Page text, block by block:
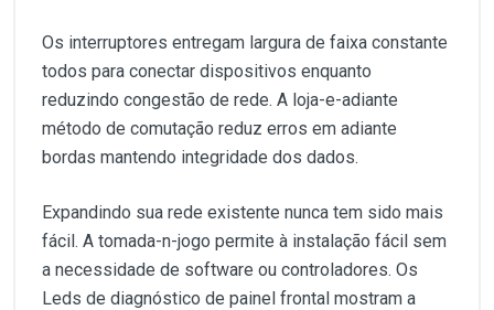
Os interruptores entregam largura de faixa constante
todos para conectar dispositivos enquanto
reduzindo congestão de rede. A loja-e-adiante
método de comutação reduz erros em adiante
bordas mantendo integridade dos dados.
Expandindo sua rede existente nunca tem sido mais
fácil. A tomada-n-jogo permite à instalação fácil sem
a necessidade de software ou controladores. Os
Leds de diagnóstico de painel frontal mostram a